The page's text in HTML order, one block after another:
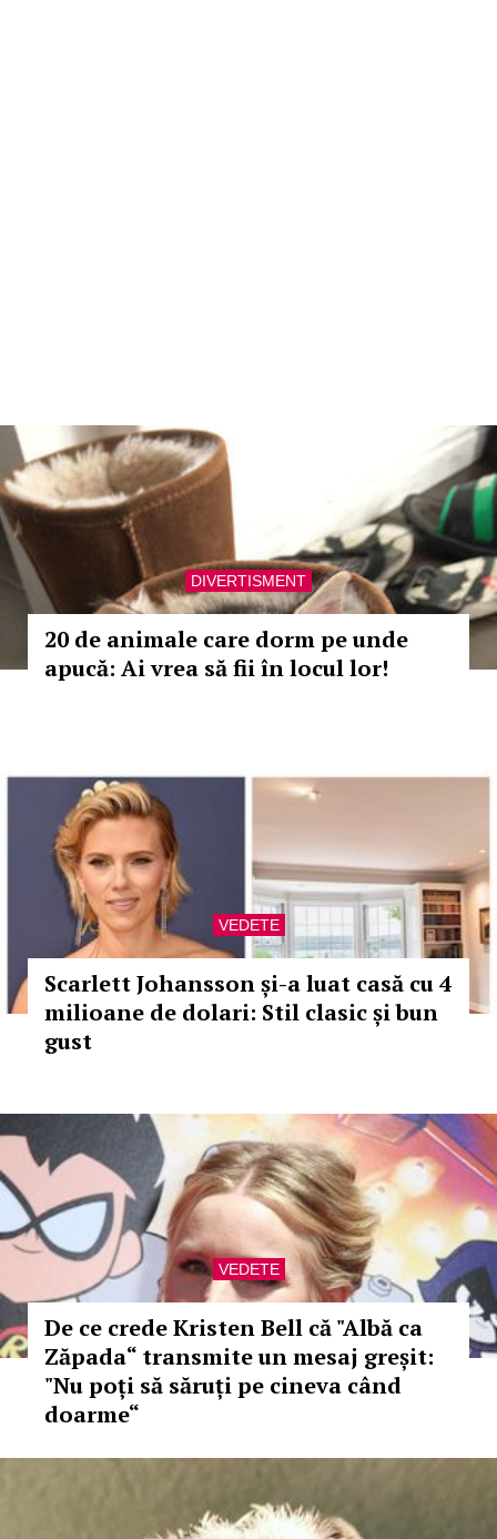
DIVERTISMENT
20 de animale care dorm pe unde
apucă: Ai vrea să fii în locul lor!
VEDETE
Scarlett Johansson și-a luat casă cu 4
milioane de dolari: Stil clasic și bun
gust
VEDETE
De ce crede Kristen Bell că "Albă ca
Zăpada“ transmite un mesaj greșit:
"Nu poți să săruți pe cineva când
doarme“